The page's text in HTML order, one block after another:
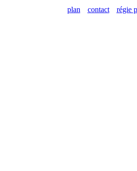
plan contact régie